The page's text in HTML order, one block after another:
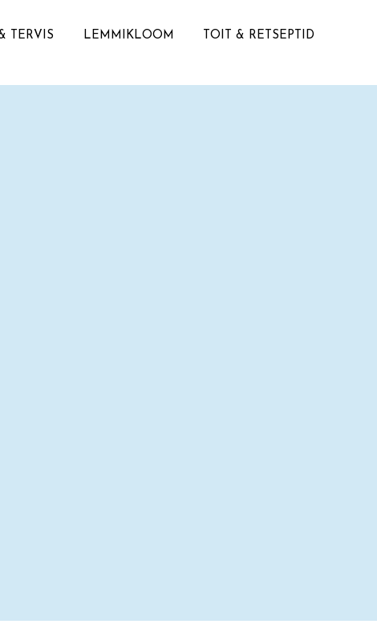
TERVIS LEMMIKLOOM TOIT & RETSEPTID